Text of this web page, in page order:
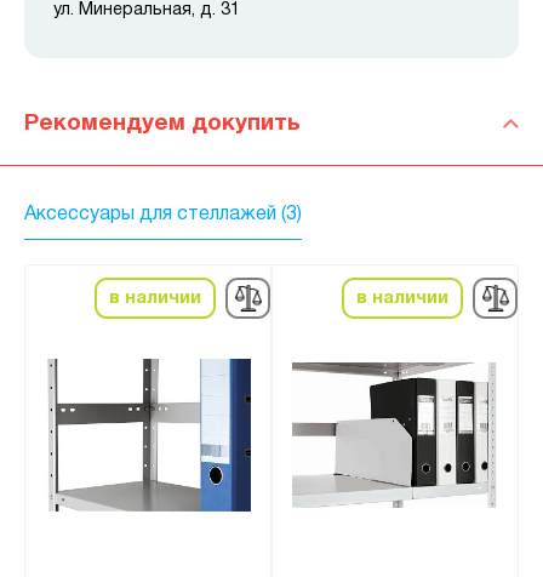
ул. Минеральная, д. 31
Рекомендуем докупить
Аксессуары для стеллажей (3)
в наличии в наличии